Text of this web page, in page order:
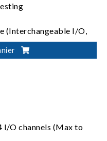
(Interchangeable I/O,
I/O channels (Max to